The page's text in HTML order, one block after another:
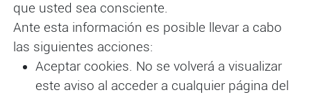
que usted sea consciente.
Ante esta información es posible llevar a cabo
las siguientes acciones:
Aceptar cookies. No se volverá a visualizar
este aviso al acceder a cualquier página del